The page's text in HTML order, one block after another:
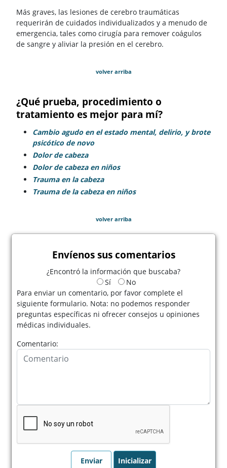
Más graves, las lesiones de cerebro traumáticas
requerirán de cuidados individualizados y a menudo de
emergencia, tales como cirugía para remover coágulos
de sangre y aliviar la presión en el cerebro.
volver arriba
¿Qué prueba, procedimiento o
tratamiento es mejor para mí?
Cambio agudo en el estado mental, delirio, y brote
psicótico de novo
Dolor de cabeza
Dolor de cabeza en niños
Trauma en la cabeza
Trauma de la cabeza en niños
volver arriba
Envíenos sus comentarios
¿Encontró la información que buscaba?
Sí
No
Para enviar un comentario, por favor complete el
siguiente formulario. Nota: no podemos responder
preguntas específicas ni ofrecer consejos u opiniones
médicas individuales.
Comentario: